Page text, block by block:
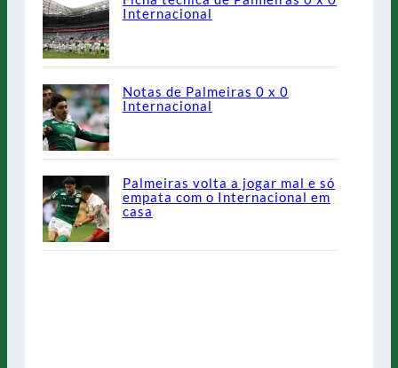
Internacional
Notas de Palmeiras 0 x 0
Internacional
Palmeiras volta a jogar mal e só
empata com o Internacional em
casa